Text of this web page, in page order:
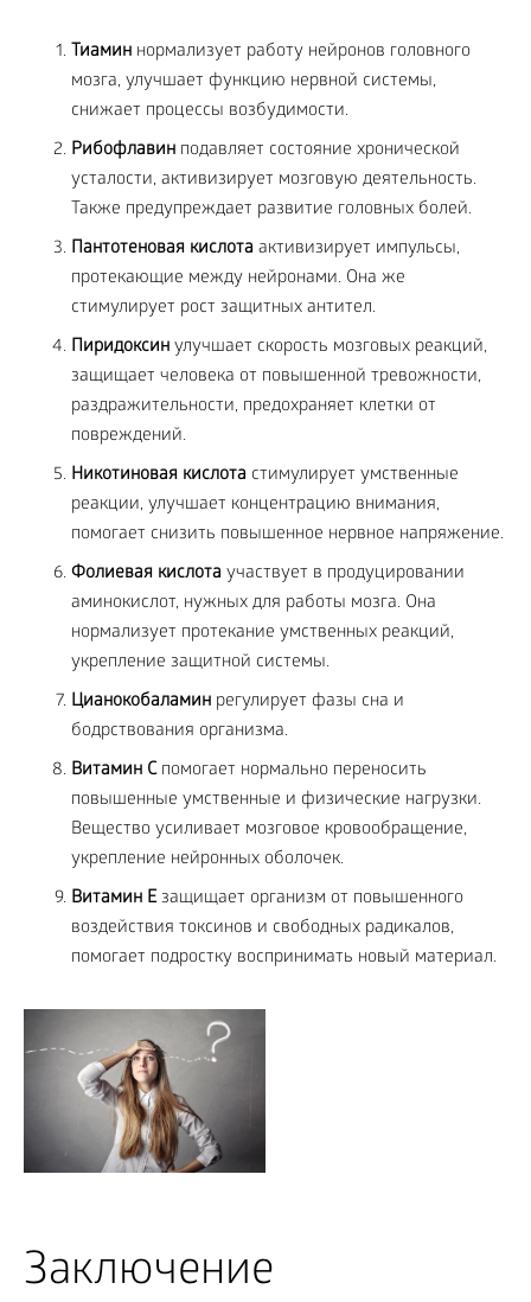
Тиамин нормализует работу нейронов головного
мозга, улучшает функцию нервной системы,
снижает процессы возбудимости.
Рибофлавин подавляет состояние хронической
усталости, активизирует мозговую деятельность.
Также предупреждает развитие головных болей.
Пантотеновая кислота активизирует импульсы,
протекающие между нейронами. Она же
стимулирует рост защитных антител.
Пиридоксин улучшает скорость мозговых реакций,
защищает человека от повышенной тревожности,
раздражительности, предохраняет клетки от
повреждений.
Никотиновая кислота стимулирует умственные
реакции, улучшает концентрацию внимания,
помогает снизить повышенное нервное напряжение.
Фолиевая кислота участвует в продуцировании
аминокислот, нужных для работы мозга. Она
нормализует протекание умственных реакций,
укрепление защитной системы.
Цианокобаламин регулирует фазы сна и
бодрствования организма.
Витамин Спомогает нормально переносить
повышенные умственные и физические нагрузки.
Вещество усиливает мозговое кровообращение,
укрепление нейронных оболочек.
Витамин Езащищает организм от повышенного
воздействия токсинов и свободных радикалов,
помогает подростку воспринимать новый материал.
Заключение